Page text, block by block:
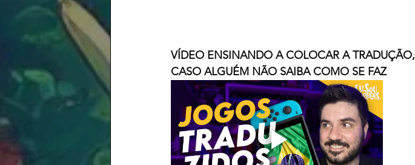
VÍDEO ENSINANDO A COLOCAR A TRADUÇÃO,
CASO ALGUÉM NÃO SAIBA COMO SE FAZ